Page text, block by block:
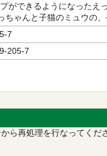
ができるようになったえ
ちゃんと子猫のミュウの
7
205-7
ら再処理を行なってくだ